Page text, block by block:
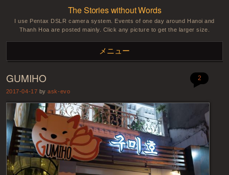
The Stories without Words
I use Pentax DSLR camera system. Events of one day around Hanoi and
Thanh Hoa are posted mainly. Click any picture to get the larger size.
メニュー
コンテンツへスキップ
GUMIHO
2017-04-17 byask-evo
2